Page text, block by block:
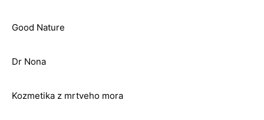
Good Nature
Dr Nona
Kozmetika z mrtveho mora